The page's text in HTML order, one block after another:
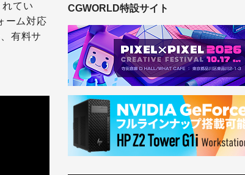
てい
ーム対応
有料サ
CGWORLD特設サイト